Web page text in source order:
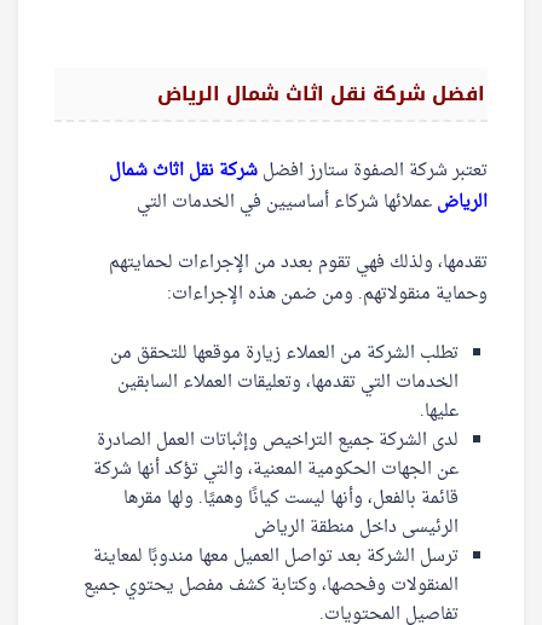
افضل شركة نقل اثاث شمال الرياض
تعتبر شركة الصفوة ستارز افضلشركة نقل اثاث شمال
الرياضعملائها شركاء أساسيين في الخدمات التي
تقدمها، ولذلك فهي تقوم بعدد من الإجراءات لحمايتهم
وحماية منقولاتهم. ومن ضمن هذه الإجراءات:
تطلب الشركة من العملاء زيارة موقعها للتحقق من
الخدمات التي تقدمها، وتعليقات العملاء السابقين
عليها.
لدى الشركة جميع التراخيص وإثباتات العمل الصادرة
عن الجهات الحكومية المعنية، والتي تؤكد أنها شركة
قائمة بالفعل، وأنها ليست كيانًا وهميًا. ولها مقرها
الرئيسى داخل منطقة الرياض
ترسل الشركة بعد تواصل العميل معها مندوبًا لمعاينة
المنقولات وفحصها، وكتابة كشف مفصل يحتوي جميع
تفاصيل المحتويات.